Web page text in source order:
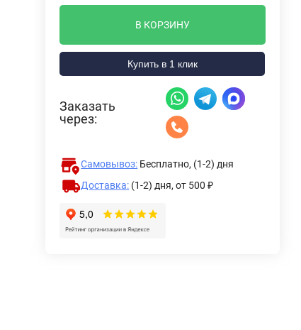
В КОРЗИНУ
Купить в 1 клик
Заказать
через:
Самовывоз: Бесплатно, (1-2) дня
Доставка: (1-2) дня,от 500 ₽